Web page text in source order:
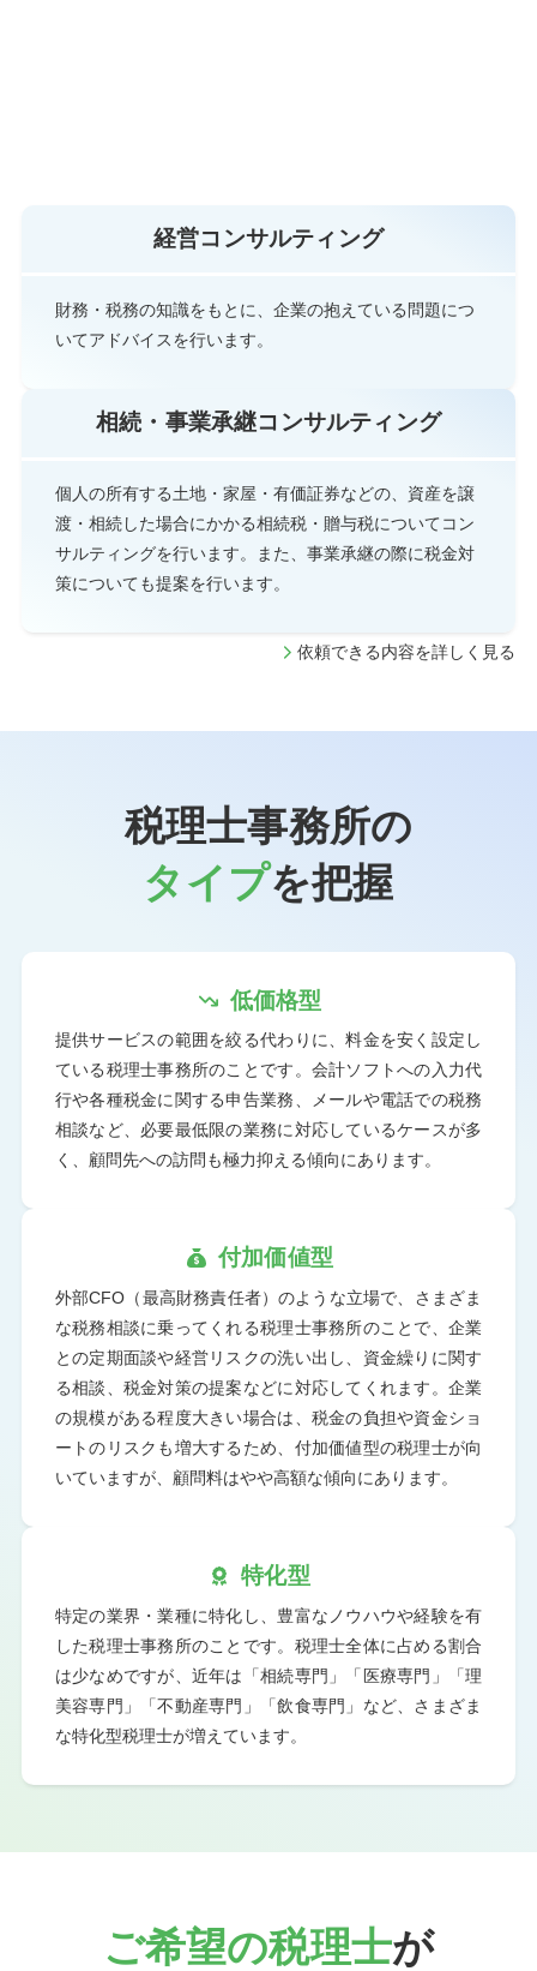
経営コンサルティング
財務・税務の知識をもとに、企業の抱えている問題につ
いてアドバイスを行います。
相続・事業承継コンサルティング
個人の所有する土地・家屋・有価証券などの、資産を譲
渡・相続した場合にかかる相続税・贈与税についてコン
サルティングを行います。また、事業承継の際に税金対
策についても提案を行います。
依頼できる内容を詳しく見る
税理士事務所の
タイプを把握
低価格型
提供サービスの範囲を絞る代わりに、料金を安く設定し
ている税理士事務所のことです。会計ソフトへの入力代
行や各種税金に関する申告業務、メールや電話での税務
相談など、必要最低限の業務に対応しているケースが多
く、顧問先への訪問も極力抑える傾向にあります。
付加価値型
外部CFO（最高財務責任者）のような立場で、さまざま
な税務相談に乗ってくれる税理士事務所のことで、企業
との定期面談や経営リスクの洗い出し、資金繰りに関す
る相談、税金対策の提案などに対応してくれます。企業
の規模がある程度大きい場合は、税金の負担や資金ショ
ートのリスクも増大するため、付加価値型の税理士が向
いていますが、顧問料はやや高額な傾向にあります。
特化型
特定の業界・業種に特化し、豊富なノウハウや経験を有
した税理士事務所のことです。税理士全体に占める割合
は少なめですが、近年は「相続専門」「医療専門」「理
美容専門」「不動産専門」「飲食専門」など、さまざま
な特化型税理士が増えています。
ご希望の税理士が